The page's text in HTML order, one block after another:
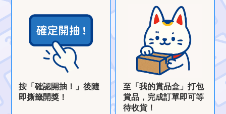
按「確認開抽！」後隨
即撕籤開獎！
至「我的賞品盒」打包
賞品，完成訂單即可等
待收貨！